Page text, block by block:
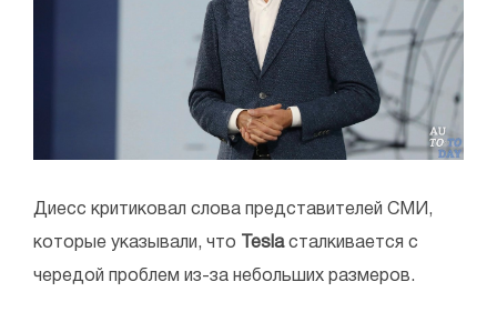
Диесс критиковал слова представителей СМИ,
которые указывали, что Teslaсталкивается с
чередой проблем из-за небольших размеров.